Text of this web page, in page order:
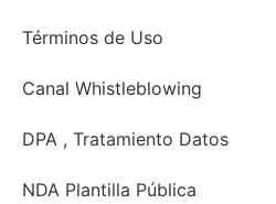
Términos de Uso
Canal Whistleblowing
DPA , Tratamiento Datos
NDA Plantilla Pública